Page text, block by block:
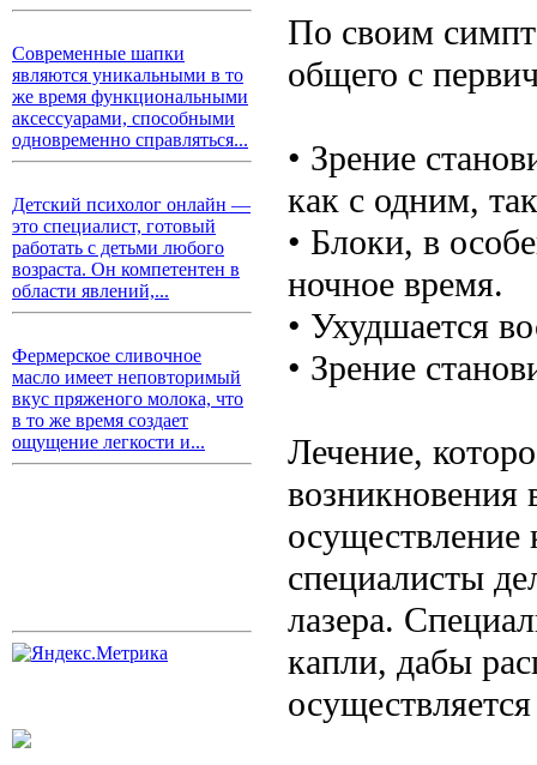
Современные шапки
являются уникальными в то
же время функциональными
аксессуарами, способными
одновременно справляться...
Детский психолог онлайн —
это специалист, готовый
работать с детьми любого
возраста. Он компетентен в
области явлений,...
Фермерское сливочное
масло имеет неповторимый
вкус пряженого молока, что
в то же время создает
ощущение легкости и...
По своим
общего с
• Зрение
как с одним,
• Блоки, в
ночное время.
• Ухудшается
• Зрение
Лечение,
возникновения
осуществление
специалисты
лазера.
капли, дабы